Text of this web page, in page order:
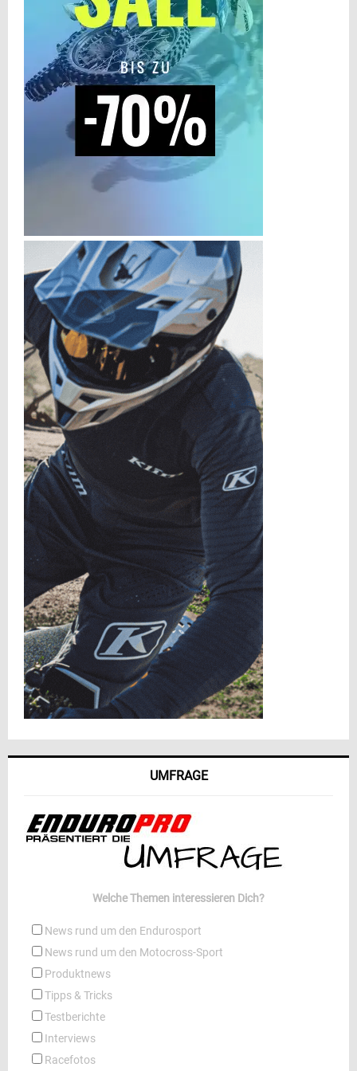
UMFRAGE
Welche Themen interessieren Dich?
News rund um den Endurosport
News rund um den Motocross-Sport
Produktnews
Tipps & Tricks
Testberichte
Interviews
Racefotos